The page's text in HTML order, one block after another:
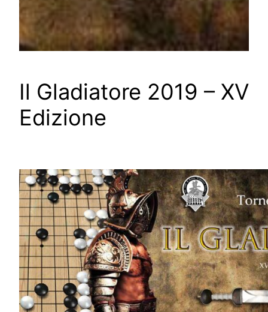
Il Gladiatore 2019 – XV
Edizione